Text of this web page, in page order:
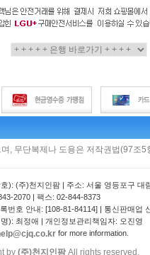
, 무단복제나 도용은 저작권법(97조
): (주)천지인팜 | 주소: 서울 영등포구 대
2070 | 팩스: 02-844-8373
번호 안내: [108-81-84114] | 통신판매업
): 최정애 | 개인정보관리책임자: 오진영
for more information.
by (주)천지인팜 All rights reserved.